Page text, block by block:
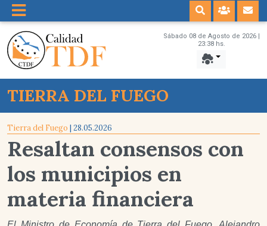
Sábado 08 de Agosto de 2026 |
23:38 hs.
TIERRA DEL FUEGO
Tierra del Fuego | 28.05.2026
Resaltan consensos con
los municipios en
materia financiera